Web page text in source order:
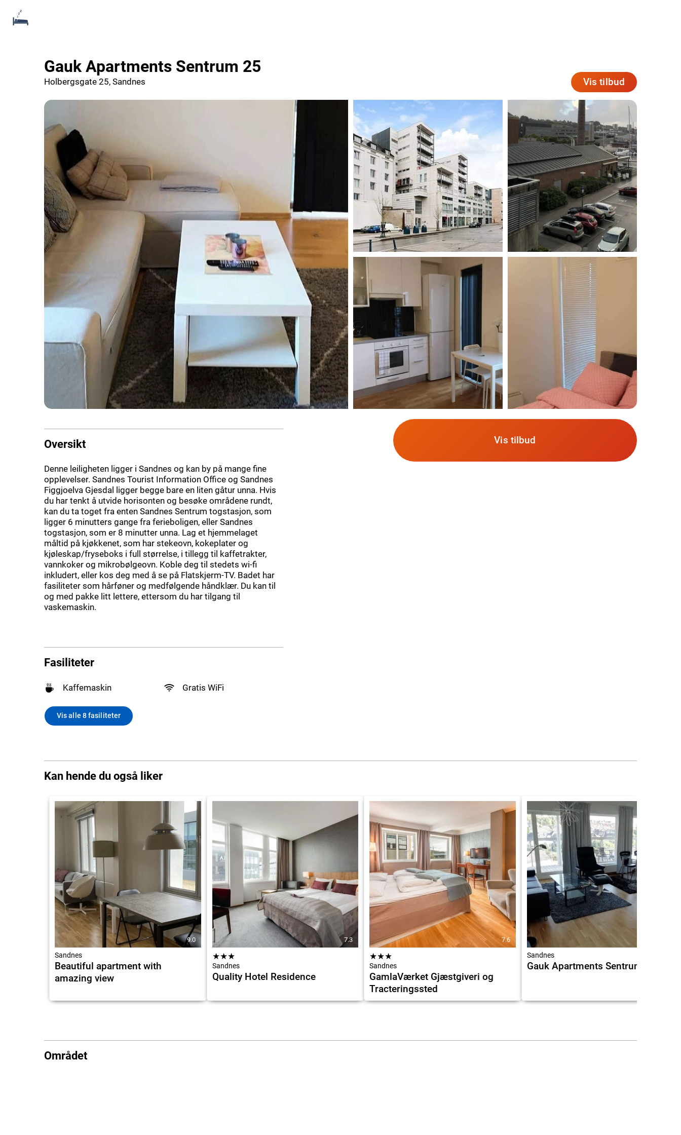
Gauk Apartments Sentrum 25
Holbergsgate 25, Sandnes Vis tilbud
Oversikt
Denne leiligheten ligger i Sandnes og kan by på mange fine
opplevelser. Sandnes Tourist Information Office og Sandnes
Figgjoelva Gjesdal ligger begge bare en liten gåtur unna. Hvis
du har tenkt å utvide horisonten og besøke områdene rundt,
kan du ta toget fra enten Sandnes Sentrum togstasjon, som
ligger 6 minutters gange fra ferieboligen, eller Sandnes
togstasjon, som er 8 minutter unna. Lag et hjemmelaget
måltid på kjøkkenet, som har stekeovn, kokeplater og
kjøleskap/fryseboks i full størrelse, i tillegg til kaffetrakter,
vannkoker og mikrobølgeovn. Koble deg til stedets wi-fi
inkludert, eller kos deg med å se på Flatskjerm-TV. Badet har
fasiliteter som hårføner og medfølgende håndklær. Du kan til
og med pakke litt lettere, ettersom du har tilgang til
vaskemaskin.
Fasiliteter
Kaffemaskin Gratis WiFi
Vis alle 8 fasiliteter
Vis tilbud
Kan hende du også liker
9.0
Sandnes
Beautiful apartment with
amazing view
7.3
★★★
Sandnes
Quality Hotel Residence
7.6
★★★
Sandnes
GamlaVærket Gjæstgiveri og
Tracteringssted
Sandnes
Gauk Apartments Sentrum 3
Området